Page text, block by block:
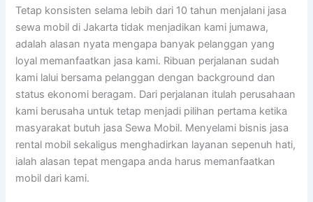
Tetap konsisten selama lebih dari 10 tahun menjalani jasa
sewa mobil di Jakarta tidak menjadikan kami jumawa,
adalah alasan nyata mengapa banyak pelanggan yang
loyal memanfaatkan jasa kami. Ribuan perjalanan sudah
kami lalui bersama pelanggan dengan background dan
status ekonomi beragam. Dari perjalanan itulah perusahaan
kami berusaha untuk tetap menjadi pilihan pertama ketika
masyarakat butuh jasa Sewa Mobil. Menyelami bisnis jasa
rental mobil sekaligus menghadirkan layanan sepenuh hati,
ialah alasan tepat mengapa anda harus memanfaatkan
mobil dari kami.